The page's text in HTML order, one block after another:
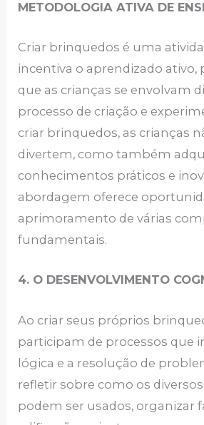
METODOLOGIA ATIVA DE
Criar brinquedos é uma
incentiva o aprendizado ativo,
que as crianças se envolvam
processo de criação e
criar brinquedos, as crianças
divertem, como também
conhecimentos práticos e
abordagem oferece
aprimoramento de várias
fundamentais.
4. O DESENVOLVIMENTO
Ao criar seus próprios
participam de processos que
lógica e a resolução de
refletir sobre como os
podem ser usados, organizar